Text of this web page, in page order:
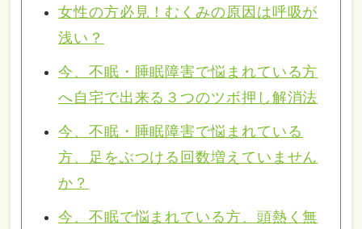
女性の方必見！むくみの原因は呼吸が
浅い？
今、不眠・睡眠障害で悩まれている方
へ自宅で出来る３つのツボ押し解消法
今、不眠・睡眠障害で悩まれている
方、足をぶつける回数増えていません
か？
今、不眠で悩まれている方、頭熱く無